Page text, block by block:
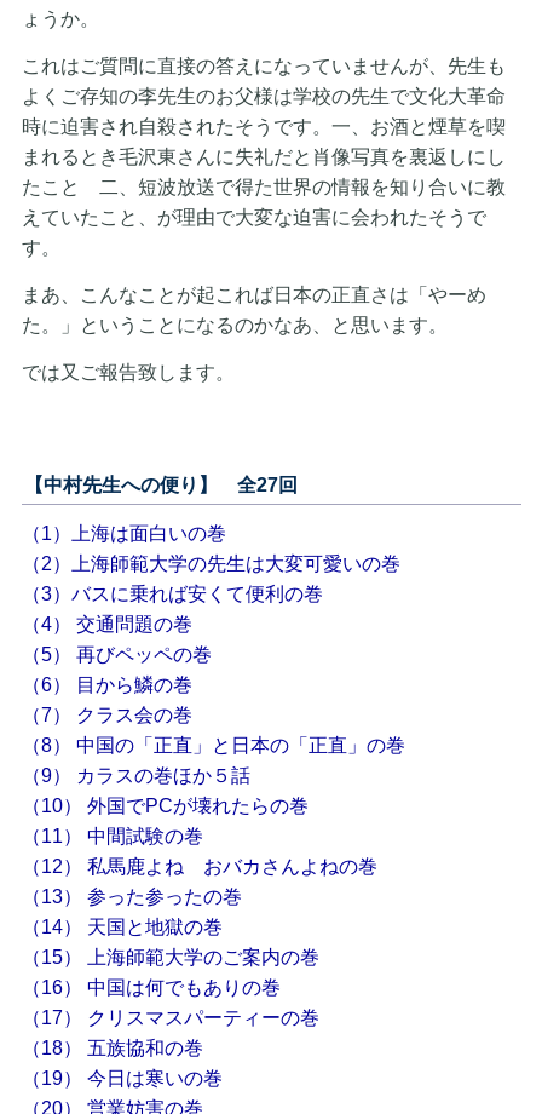
ょうか。
これはご質問に直接の答えになっていませんが、先生も
よくご存知の李先生のお父様は学校の先生で文化大革命
時に迫害され自殺されたそうです。一、お酒と煙草を喫
まれるとき毛沢東さんに失礼だと肖像写真を裏返しにし
たこと 二、短波放送で得た世界の情報を知り合いに教
えていたこと、が理由で大変な迫害に会われたそうで
す。
まあ、こんなことが起これば日本の正直さは「やーめ
た。」ということになるのかなあ、と思います。
では又ご報告致します。
【中村先生への便り】 全27回
（1）上海は面白いの巻
（2）上海師範大学の先生は大変可愛いの巻
（3）バスに乗れば安くて便利の巻
（4） 交通問題の巻
（5） 再びペッペの巻
（6） 目から鱗の巻
（7） クラス会の巻
（8） 中国の「正直」と日本の「正直」の巻
（9） カラスの巻ほか５話
（10） 外国でPCが壊れたらの巻
（11） 中間試験の巻
（12） 私馬鹿よね おバカさんよねの巻
（13） 参った参ったの巻
（14） 天国と地獄の巻
（15） 上海師範大学のご案内の巻
（16） 中国は何でもありの巻
（17） クリスマスパーティーの巻
（18） 五族協和の巻
（19） 今日は寒いの巻
（20） 営業妨害の巻